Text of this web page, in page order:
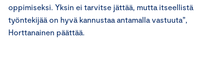
oppimiseksi. Yksin ei tarvitse jättää, mutta itseellistä
työntekijää on hyvä kannustaa antamalla vastuuta”,
Horttanainen päättää.